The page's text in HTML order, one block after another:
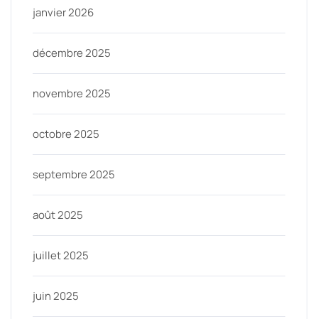
janvier 2026
décembre 2025
novembre 2025
octobre 2025
septembre 2025
août 2025
juillet 2025
juin 2025